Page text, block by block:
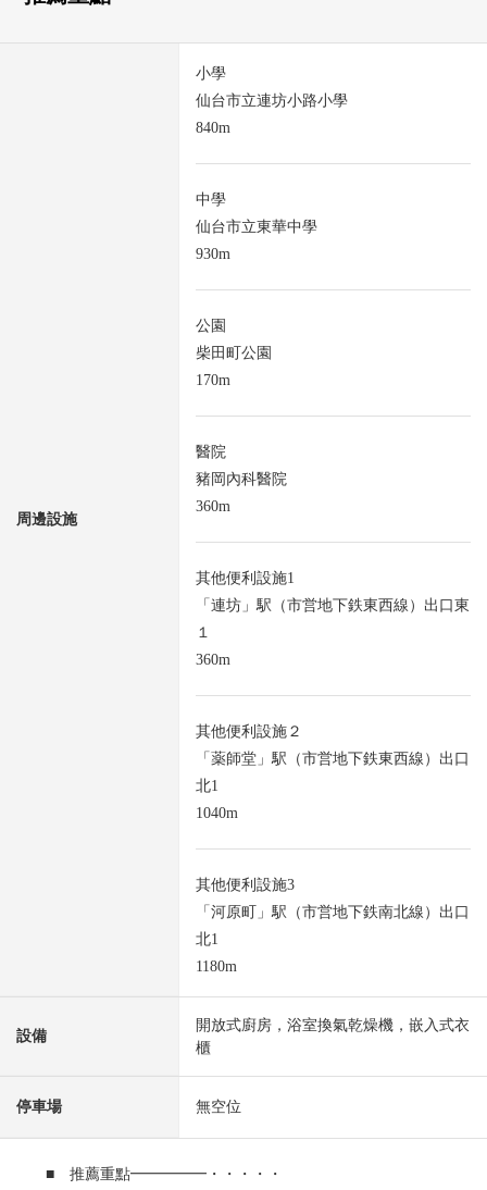
周邊設施
小學
仙台市立連坊小路小學
840m
中學
仙台市立東華中學
930m
公園
柴田町公園
170m
醫院
豬岡內科醫院
360m
其他便利設施1
「連坊」駅（市営地下鉄東西線）出口東
１
360m
其他便利設施２
「薬師堂」駅（市営地下鉄東西線）出口
北1
1040m
其他便利設施3
「河原町」駅（市営地下鉄南北線）出口
北1
1180m
設備
開放式廚房，浴室換氣乾燥機，嵌入式衣
櫃
停車場 無空位
■ 推薦重點━━━━━・・・・・